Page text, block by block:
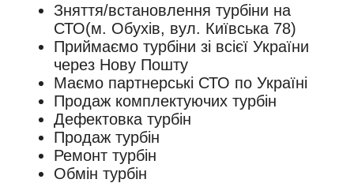
Зняття/встановлення турбіни на
СТО(м. Обухів, вул. Київська 78)
Приймаємо турбіни зі всієї України
через Нову Пошту
Маємо партнерські СТО по Україні
Продаж комплектуючих турбін
Дефектовка турбін
Продаж турбін
Ремонт турбін
Обмін турбін